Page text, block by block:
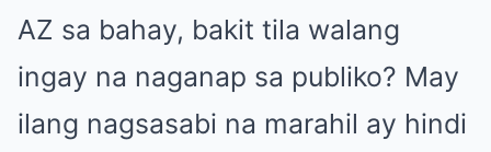
AZ sa bahay, bakit tila walang
ingay na naganap sa publiko? May
ilang nagsasabi na marahil ay hindi